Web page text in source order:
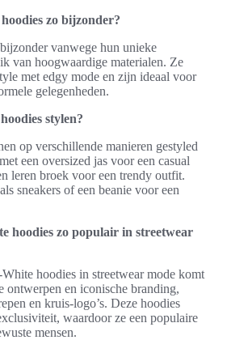
zo bijzonder?
vanwege hun unieke
van hoogwaardige materialen. Ze
met edgy mode en zijn ideaal voor
gelegenheden.
stylen?
op verschillende manieren gestyled
een oversized jas voor een casual
leren broek voor een trendy outfit.
sneakers of een beanie voor een
hoodies zo populair in streetwear
hoodies in streetwear mode komt
ontwerpen en iconische branding,
en kruis-logo’s. Deze hoodies
waardoor ze een populaire
mensen.